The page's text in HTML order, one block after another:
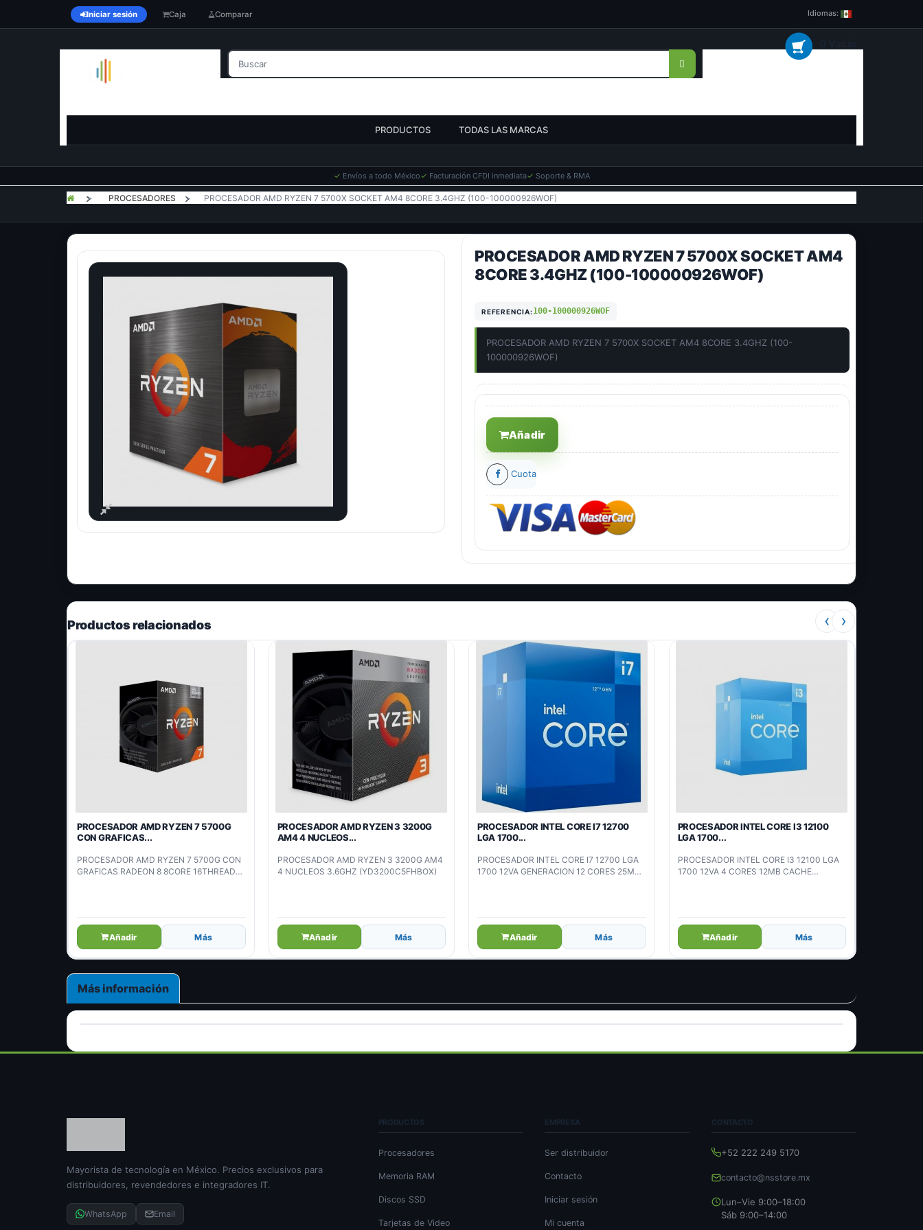
✓ Envíos a todo México✓ Facturación CFDI inmediata✓ Soporte & RMA
Iniciar sesión Caja Comparar Idiomas:
PRODUCTOS TODAS LAS MARCAS
> PROCESADORES > PROCESADOR AMD RYZEN 7 5700X SOCKET AM4 8CORE 3.4GHZ (100-100000926WOF)
PROCESADOR AMD RYZEN 7 5700X SOCKET AM4
8CORE 3.4GHZ (100-100000926WOF)
REFERENCIA:100-100000926WOF
PROCESADOR AMD RYZEN 7 5700X SOCKET AM4 8CORE 3.4GHZ (100-
100000926WOF)
Añadir
Cuota
Productos relacionados ‹ ›
PROCESADOR AMD RYZEN 7 5700G
CON GRAFICAS...
PROCESADOR AMD RYZEN 7 5700G CON
GRAFICAS RADEON 8 8CORE 16THREADS
Añadir Más
PROCESADOR AMD RYZEN 3 3200G
AM4 4 NUCLEOS...
PROCESADOR AMD RYZEN 3 3200G AM4
4 NUCLEOS 3.6GHZ (YD3200C5FHBOX)
Añadir Más
PROCESADOR INTEL CORE I7 12700
LGA 1700...
PROCESADOR INTEL CORE I7 12700 LGA
1700 12VA GENERACION 12 CORES 25MB
Añadir Más
PROCESADOR INTEL CORE I3 12100
LGA 1700...
PROCESADOR INTEL CORE I3 12100 LGA
1700 12VA 4 CORES 12MB CACHE
Añadir Más
Más información
Mayorista de tecnología en México. Precios exclusivos para
distribuidores, revendedores e integradores IT.
WhatsApp Email
PRODUCTOS
Procesadores
Memoria RAM
Discos SSD
Tarjetas de Video
EMPRESA
Ser distribuidor
Contacto
Iniciar sesión
Mi cuenta
CONTACTO
+52 222 249 5170
contacto@nsstore.mx
Lun–Vie 9:00–18:00
Sáb 9:00–14:00